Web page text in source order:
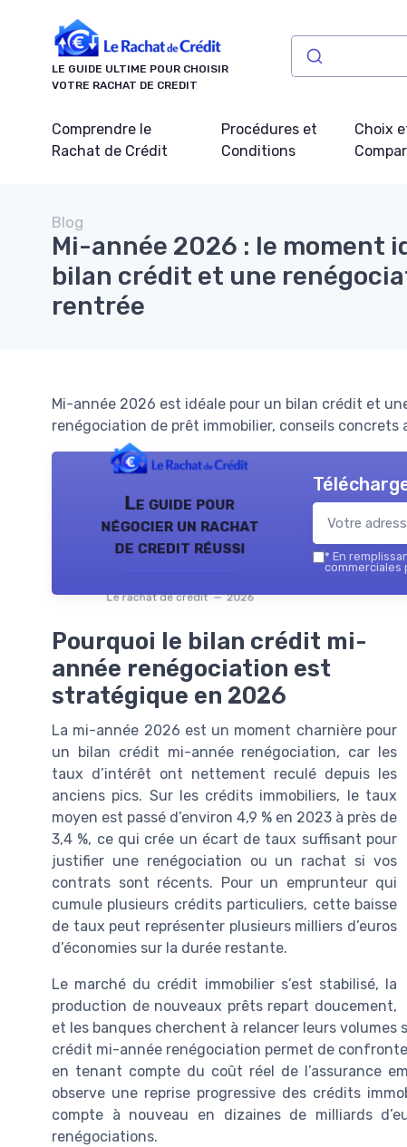
LE GUIDE ULTIME POUR CHOISIR
VOTRE RACHAT DE CREDIT
Comprendre le
Rachat de Crédit
Procédures et
Conditions
Choix
Blog
Mi-année 2026 : le moment
bilan crédit et une
rentrée
Mi-année 2026 est idéale pour un bilan crédit et
renégociation de prêt immobilier, conseils concrets
Le guide pour
négocier un rachat
de credit réussi
Le rachat de credit — 2026
* En
commerciales
Pourquoi le bilan crédit mi-
année renégociation est
stratégique en 2026
La mi-année 2026 est un moment charnière pour
un bilan crédit mi-année renégociation, car les
taux d’intérêt ont nettement reculé depuis les
anciens pics. Sur les crédits immobiliers, le taux
moyen est passé d’environ 4,9 % en 2023 à près de
3,4 %, ce qui crée un écart de taux suffisant pour
justifier une renégociation ou un rachat si vos
contrats sont récents. Pour un emprunteur qui
cumule plusieurs crédits particuliers, cette baisse
de taux peut représenter plusieurs milliers d’euros
d’économies sur la durée restante.
Le marché du crédit immobilier s’est stabilisé, la
production de nouveaux prêts repart doucement,
et les banques cherchent à relancer leurs volumes
crédit mi-année renégociation permet de
en tenant compte du coût réel de l’assurance
observe une reprise progressive des crédits
compte à nouveau en dizaines de milliards
renégociations.